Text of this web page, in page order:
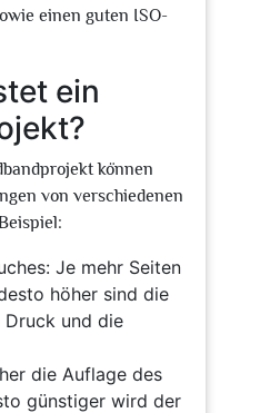
einen guten ISO-
ein
können
von verschiedenen
Je mehr Seiten
höher sind die
Druck und die
die Auflage des
günstiger wird der